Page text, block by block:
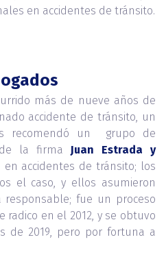
en accidentes de tránsito.
más de nueve años de
accidente de tránsito, un
recomendó un grupo de
la firma Juan Estrada y
accidentes de tránsito; los
el caso, y ellos asumieron
fue un proceso
radico en el 2012, y se obtuvo
de 2019, pero por fortuna a